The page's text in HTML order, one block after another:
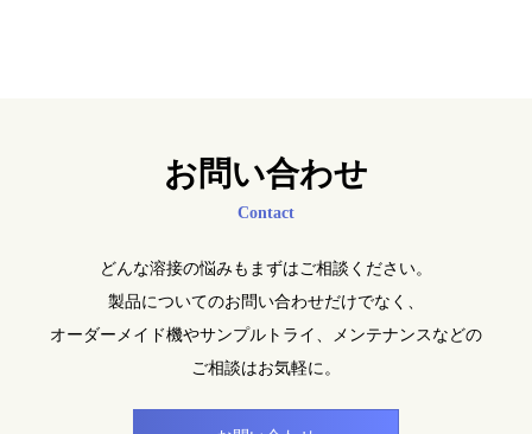
お問い合わせ
Contact
どんな溶接の悩みもまずはご相談ください。
製品についてのお問い合わせだけでなく、
オーダーメイド機やサンプルトライ、メンテナンスなどの
ご相談はお気軽に。